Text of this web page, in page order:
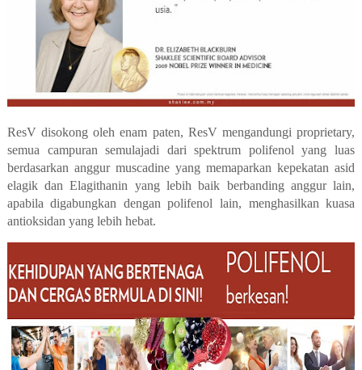
ResV disokong oleh enam paten, ResV mengandungi proprietary,
semua campuran semulajadi dari spektrum polifenol yang luas
berdasarkan anggur muscadine yang memaparkan kepekatan asid
elagik dan Elagithanin yang lebih baik berbanding anggur lain,
apabila digabungkan dengan polifenol lain, menghasilkan kuasa
antioksidan yang lebih hebat.